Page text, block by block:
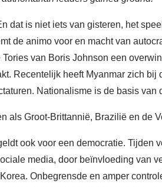
dat is niet iets van gisteren, het
de animo voor en macht van
Tories van Boris Johnson een
Recentelijk heeft Myanmar zich
Nationalisme is de basis
als Groot-Brittannië, Brazilië en de
ook voor een democratie. Tijden
media, door beïnvloeding van
Onbegrensde en amper